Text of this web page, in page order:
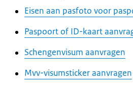
Eisen aan pasfoto voor
Paspoort of ID-kaart
Schengenvisum aanvragen
Mvv-visumsticker aanvragen